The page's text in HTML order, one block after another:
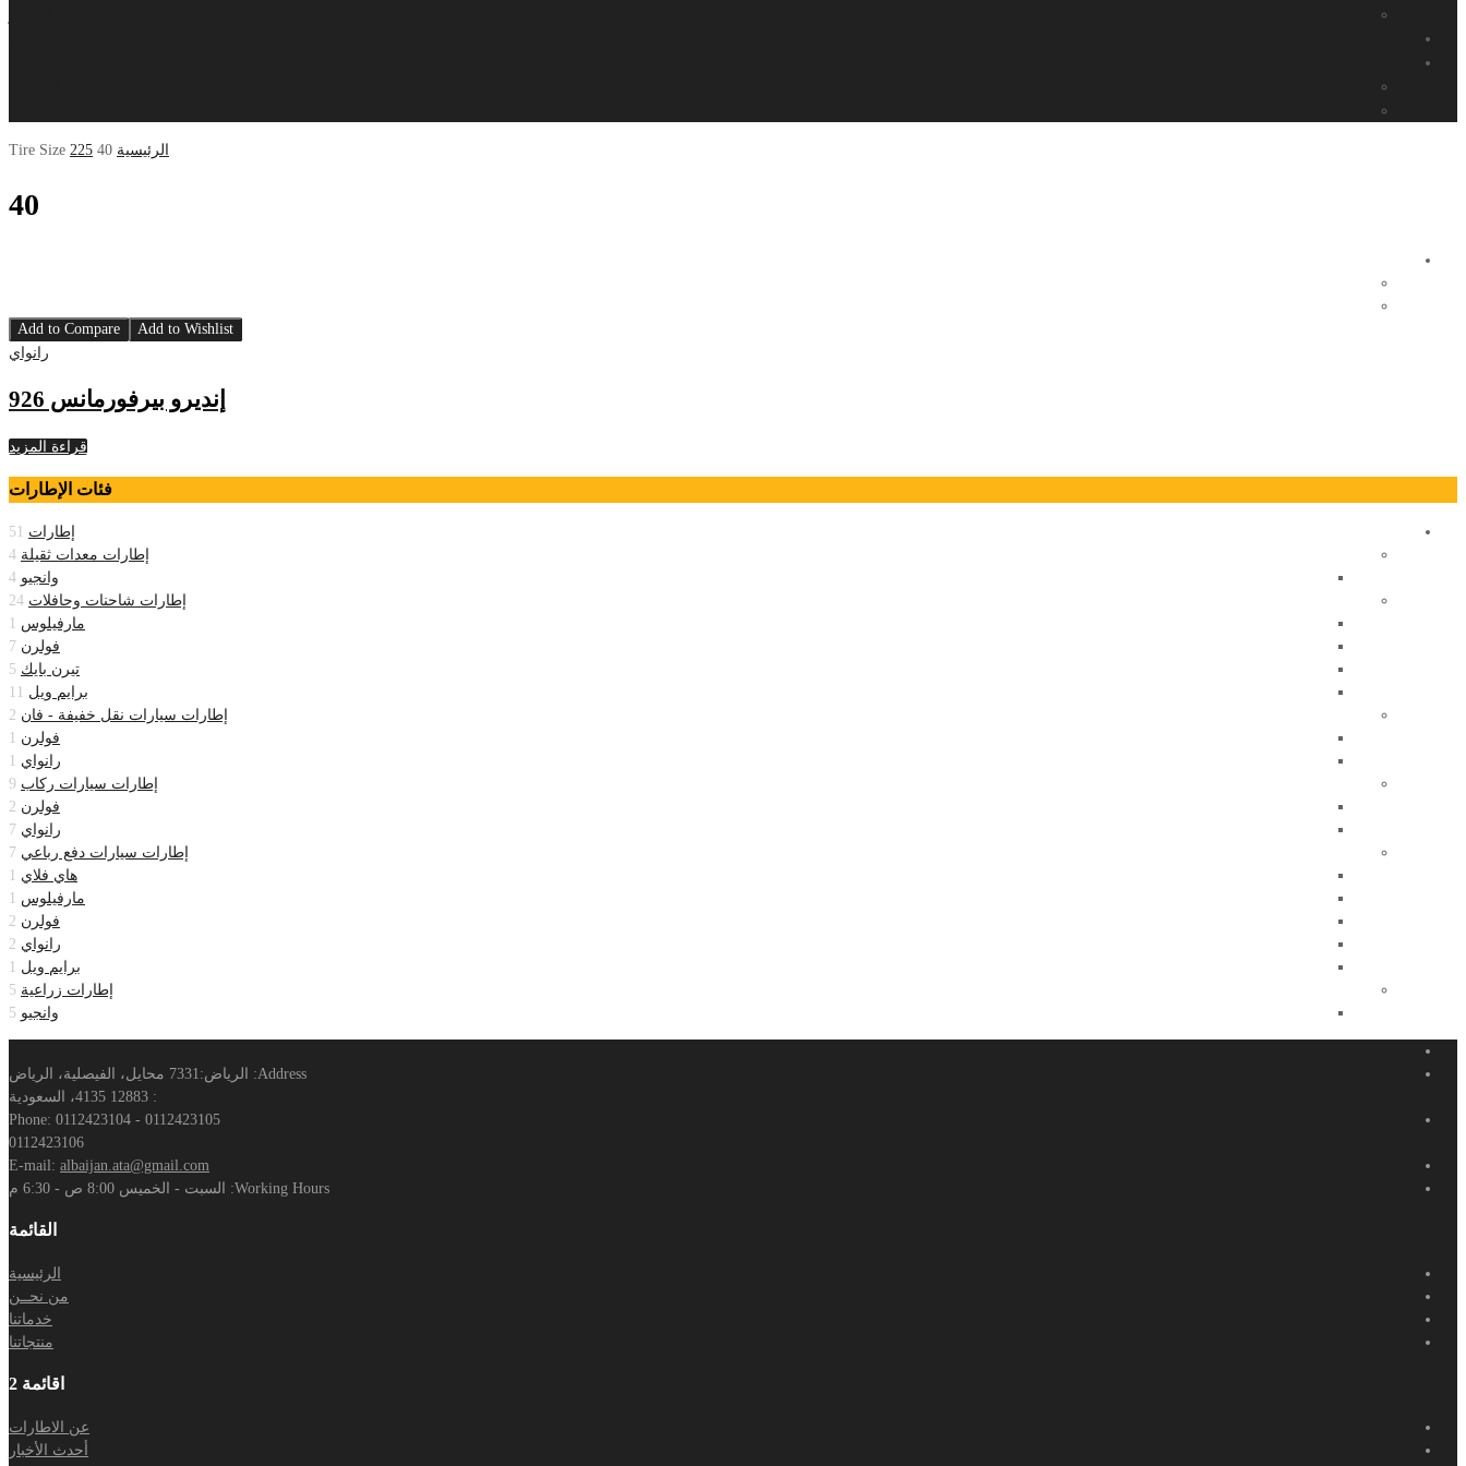
الرئيسية Tire Size 225 40
40
Add to Wishlist
Add to Compare
رانواي
إنديرو بيرفورمانس 926
قراءة المزيد
فئات الإطارات
إطارات 51
إطارات معدات ثقيلة 4
وانجيو 4
إطارات شاحنات وحافلات 24
مارفيلوس 1
فولرن 7
تيرن بايك 5
برايم ويل 11
إطارات سيارات نقل خفيفة - فان 2
فولرن 1
رانواي 1
إطارات سيارات ركاب 9
فولرن 2
رانواي 7
إطارات سيارات دفع رباعي 7
هاي فلاي 1
مارفيلوس 1
فولرن 2
رانواي 2
برايم ويل 1
إطارات زراعية 5
وانجيو 5
Address:
الرياض:7331 محايل، الفيصلية، الرياض
: 12883 4135، السعودية
Phone: 0112423104 - 0112423105
0112423106
E-mail: albaijan.ata@gmail.com
Working Hours:
السبت - الخميس 8:00 ص - 6:30 م
القائمة
الرئيسية
من نحــن
خدماتنا
منتجاتنا
اقائمة 2
عن الاطارات
أحدث الأخبار